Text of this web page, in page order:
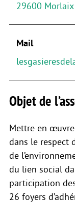
29600 Morlaix
Mail
Objet de
Mettre en
dans le respect
de
du lien social
participation
26 foyers